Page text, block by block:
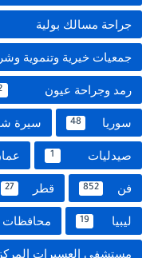
جراحة مسالك بولية
جمعيات خيرية وتنموية
رمد وجراحة عيون
سوريا 48 سيرة
صيدليات 1
فن 852 قطر 27
ليبيا 19 محافظات
مستشفى العسيرات